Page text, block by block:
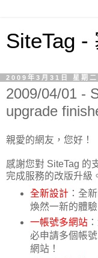
SiteTag -
2009年3月31日 星期二
2009/04/01 -
upgrade
親愛的網友，您好！
感謝您對 SiteTag 的
完成服務的改版升級
全新設計：全
煥然一新的體驗
一帳號多網站
必申請多個帳
網站！